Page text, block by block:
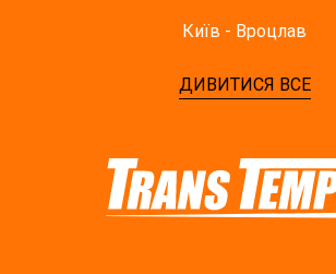
Київ - Вроцлав
ДИВИТИСЯ ВСЕ